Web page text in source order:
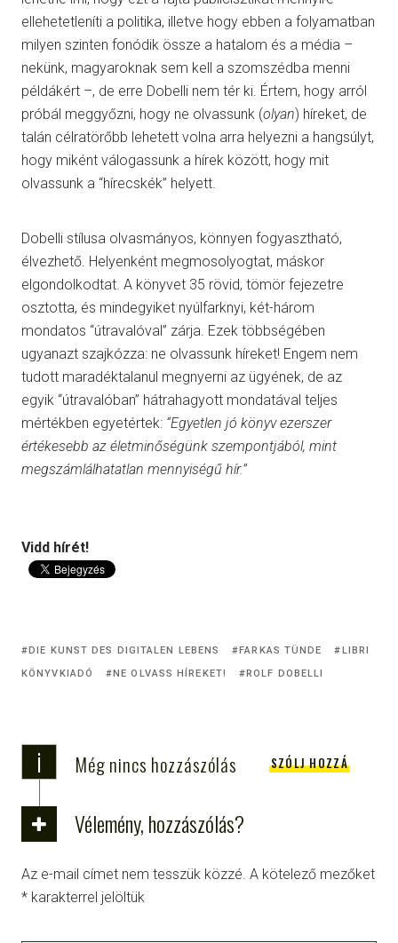
ellehetetleníti a politika, illetve hogy ebben a folyamatban
milyen szinten fonódik össze a hatalom és a média –
nekünk, magyaroknak sem kell a szomszédba menni
példákért –, de erre Dobelli nem tér ki. Értem, hogy arról
próbál meggyőzni, hogy ne olvassunk (olyan) híreket, de
talán célratörőbb lehetett volna arra helyezni a hangsúlyt,
hogy miként válogassunk a hírek között, hogy mit
olvassunk a “hírecskék” helyett.
Dobelli stílusa olvasmányos, könnyen fogyasztható,
élvezhető. Helyenként megmosolyogtat, máskor
elgondolkodtat. A könyvet 35 rövid, tömör fejezetre
osztotta, és mindegyiket nyúlfarknyi, két-három
mondatos “útravalóval” zárja. Ezek többségében
ugyanazt szajkózza: ne olvassunk híreket! Engem nem
tudott maradéktalanul megnyerni az ügyének, de az
egyik “útravalóban” hátrahagyott mondatával teljes
mértékben egyetértek: “Egyetlen jó könyv ezerszer
értékesebb az életminőségünk szempontjából, mint
megszámlálhatatlan mennyiségű hír.”
Vidd hírét!
DIE KUNST DES DIGITALEN LEBENS FARKAS TÜNDE
LIBRI
KÖNYVKIADÓ
NE OLVASS HÍREKET! ROLF DOBELLI
i Még nincs hozzászólás SZÓLJ HOZZÁ
Vélemény, hozzászólás?
Az e-mail címet nem tesszük közzé. A kötelező mezőket
* karakterrel jelöltük